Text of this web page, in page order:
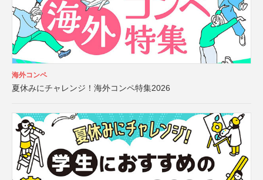
海外コンペ
夏休みにチャレンジ！海外コンペ特集2026